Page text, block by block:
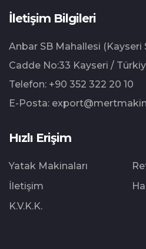
İletişim Bilgileri
Anbar SB Mahallesi (Kayseri
⁠Cadde No:33 Kayseri /
Telefon: +90 352 322 20 10
E-Posta:
Hızlı Erişim
Yatak Makinaları
İletişim
K.V.K.K.